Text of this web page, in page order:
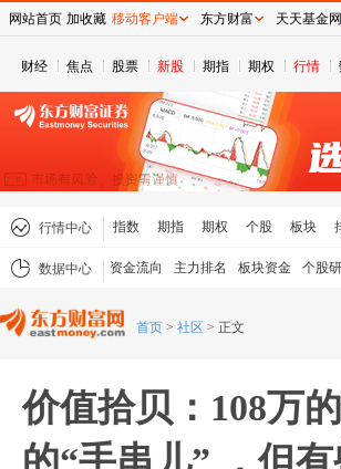
财经 焦点 股票 新股 期指 期权 行情
行情中心 指数 期指 期权 个股 板块
数据中心 资金流向 主力排名 板块资金 个股
首页 > 社区 > 正文
价值拾贝：108万
的“手串儿” ，但
网站首页 加收藏 移动客户端 东方财富 天天基金网